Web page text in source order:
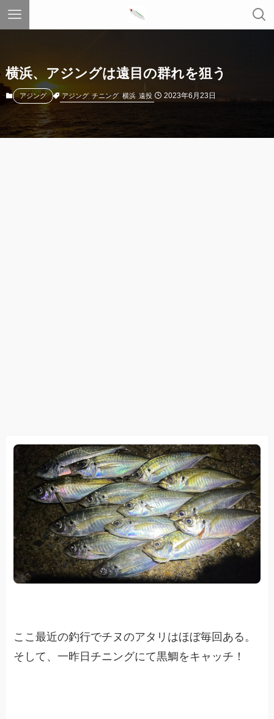
横浜、アジングは遠目の群れを狙う
アジング アジング チニング 横浜 遠投 2023年6月23日
ここ最近の釣行でチヌのアタリはほぼ毎回ある。
そして、一昨日チニングにて黒鯛をキャッチ！